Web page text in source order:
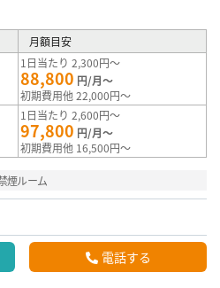
月額目安
1日当たり 2,300円～
88,800 円/月～
初期費用他 22,000円～
1日当たり 2,600円～
97,800 円/月～
初期費用他 16,500円～
煙ルーム
電話する